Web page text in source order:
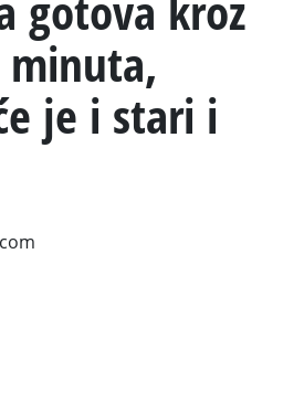
je i stari i